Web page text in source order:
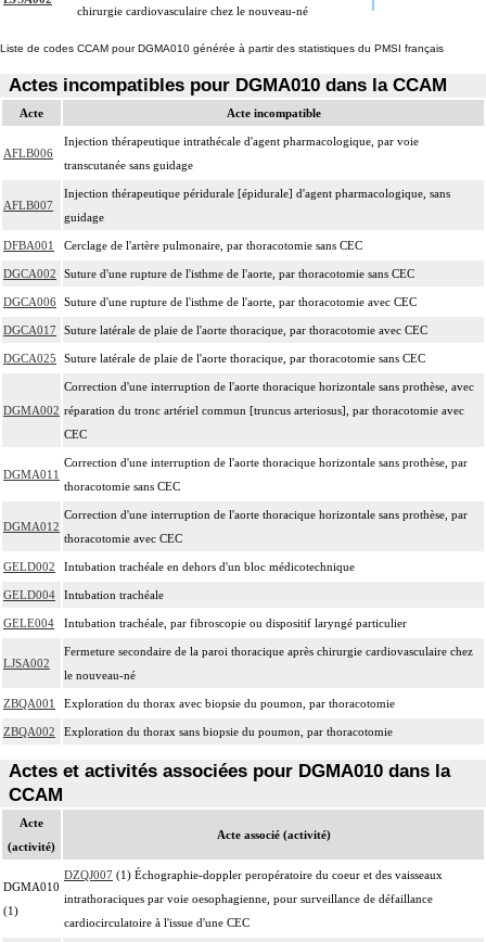
chirurgie cardiovasculaire chez le nouveau-né
Liste de codes CCAM pour DGMA010 générée à partir des statistiques du PMSI français
Actes incompatibles pour DGMA010 dans la CCAM
Acte Acte incompatible
AFLB006
Injection thérapeutique intrathécale d'agent pharmacologique, par voie
transcutanée sans guidage
AFLB007
Injection thérapeutique péridurale [épidurale] d'agent pharmacologique, sans
guidage
DFBA001 Cerclage de l'artère pulmonaire, par thoracotomie sans CEC
DGCA002 Suture d'une rupture de l'isthme de l'aorte, par thoracotomie sans CEC
DGCA006 Suture d'une rupture de l'isthme de l'aorte, par thoracotomie avec CEC
DGCA017 Suture latérale de plaie de l'aorte thoracique, par thoracotomie avec CEC
DGCA025 Suture latérale de plaie de l'aorte thoracique, par thoracotomie sans CEC
DGMA002
Correction d'une interruption de l'aorte thoracique horizontale sans prothèse, avec
réparation du tronc artériel commun [truncus arteriosus], par thoracotomie avec
CEC
DGMA011
Correction d'une interruption de l'aorte thoracique horizontale sans prothèse, par
thoracotomie sans CEC
DGMA012
Correction d'une interruption de l'aorte thoracique horizontale sans prothèse, par
thoracotomie avec CEC
GELD002 Intubation trachéale en dehors d'un bloc médicotechnique
GELD004 Intubation trachéale
GELE004 Intubation trachéale, par fibroscopie ou dispositif laryngé particulier
LJSA002
Fermeture secondaire de la paroi thoracique après chirurgie cardiovasculaire chez
le nouveau-né
ZBQA001 Exploration du thorax avec biopsie du poumon, par thoracotomie
ZBQA002 Exploration du thorax sans biopsie du poumon, par thoracotomie
Actes et activités associées pour DGMA010 dans la
CCAM
Acte
(activité)
Acte associé (activité)
DGMA010
(1)
DZQJ007 (1) Échographie-doppler peropératoire du coeur et des vaisseaux
intrathoraciques par voie oesophagienne, pour surveillance de défaillance
cardiocirculatoire à l'issue d'une CEC